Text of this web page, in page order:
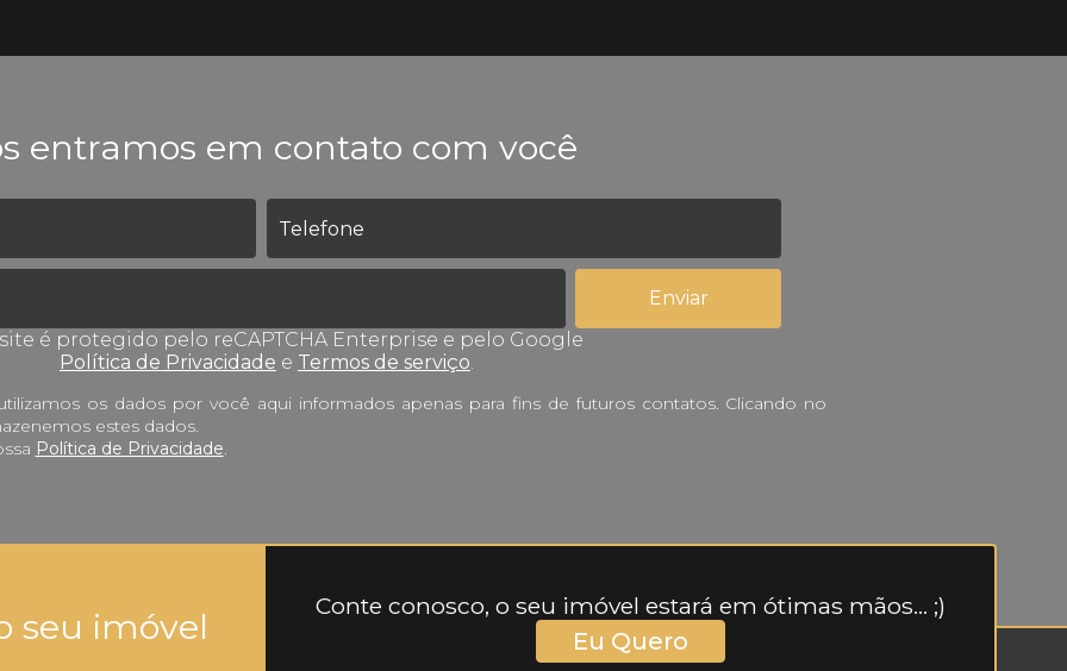
entramos em contato com você
é protegido pelo reCAPTCHA Enterprise e pelo Google
Política de Privacidade e Termos de serviço.
os dados por você aqui informados apenas para fins de futuros contatos. Clicando no
estes dados.
Política de Privacidade.
seu imóvel
Conte conosco, o seu imóvel estará em ótimas mãos... ;)
Eu Quero